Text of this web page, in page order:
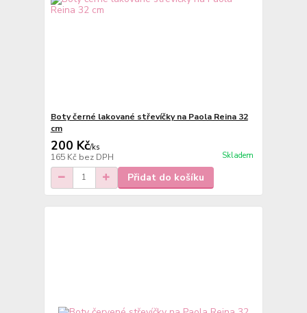
Boty černé lakované střevíčky na Paola Reina 32
cm
200 Kč/ks
165 Kč bez DPH Skladem
Přidat do košíku